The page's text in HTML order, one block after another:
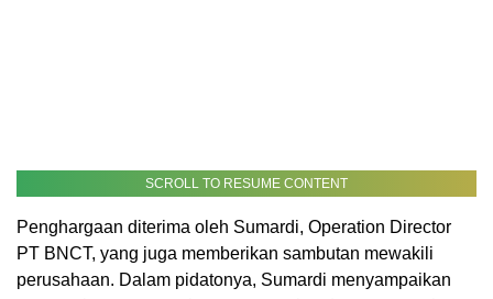
SCROLL TO RESUME CONTENT
Penghargaan diterima oleh Sumardi, Operation Director
PT BNCT, yang juga memberikan sambutan mewakili
perusahaan. Dalam pidatonya, Sumardi menyampaikan